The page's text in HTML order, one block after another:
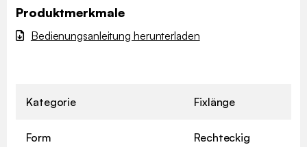
Produktmerkmale
Bedienungsanleitung herunterladen
Kategorie Fixlänge
Form Rechteckig